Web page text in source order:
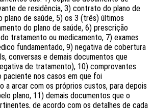
de residência, 3) contrato do plano de
plano de saúde, 5) os 3 (três) últimos
do plano de saúde, 6) prescrição
tratamento ou medicamento, 7) exames
fundamentado, 9) negativa de cobertura
conversas e demais documentos que
de tratamento), 10) comprovantes
paciente nos casos em que foi
a arcar com os próprios custos, para depois
plano, 11) demais documentos que o
de acordo com os detalhes de cada